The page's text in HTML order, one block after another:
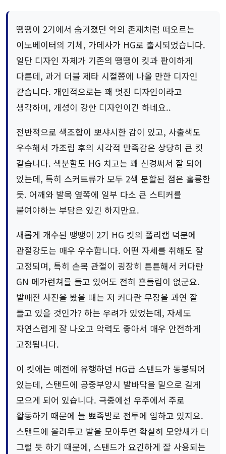
땡땡이 2기에서 숨겨졌던 악의 존재처럼 떠오르는
이노베이터의 기체, 가데사가 HG로 출시되었습니다.
일단 디자인 자체가 기존의 땡땡이 킷과 판이하게
다른데, 과거 더블 제타 시절쯤에 나올 만한 디자인
같습니다. 개인적으로는 꽤 멋진 디자인이라고
생각하며, 개성이 강한 디자인이긴 하네요..
전반적으로 색조합이 뽀샤시한 감이 있고, 사출색도
우수해서 가조립 후의 시각적 만족감은 상당히 큰 킷
같습니다. 색분할도 HG 치고는 꽤 신경써서 잘 되어
있는데, 특히 스커트류가 모두 2색 분할된 점은 훌륭한
듯. 어깨와 발목 옆쪽에 일부 다소 큰 스티커를
붙여야하는 부담은 있긴 하지만요.
새롭게 개수된 땡땡이 2기 HG 킷의 폴리캡 덕분에
관절강도는 매우 우수합니다. 어떤 자세를 취해도 잘
고정되며, 특히 손목 관절이 굉장히 튼튼해서 커다란
GN 메가런쳐를 들고 있어도 전혀 흔들림이 없군요.
발매전 사진을 봤을 때는 저 커다란 무장을 과연 잘
들고 있을 것인가? 하는 우려가 있었는데, 자세도
자연스럽게 잘 나오고 악력도 좋아서 매우 안전하게
고정됩니다.
이 킷에는 예전에 유행하던 HG급 스탠드가 동봉되어
있는데, 스탠드에 공중부양시 발바닥을 밑으로 길게
모으게 되어 있습니다. 극중에선 우주에서 주로
활동하기 때문에 늘 뾰족발로 전투에 임하고 있지요.
스탠드에 올려두고 발을 모아두면 확실히 모양새가 더
그럴 듯 하기 때문에, 스탠드가 요긴하게 잘 사용되는